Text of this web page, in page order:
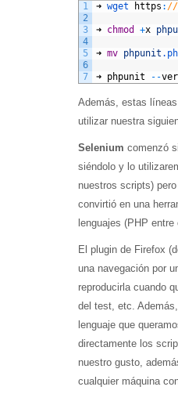
1
2
3
4
5
6
7
➜ wget https : //
➜ chmod +x
➜ mv phpunit
➜ phpunit --
Además, estas
utilizar nuestra
Selenium comenzó
siéndolo y lo
nuestros scripts)
convirtió en una
lenguajes (PHP entre
El plugin de Firefox
una navegación por
reproducirla cuando
del test, etc.
lenguaje que
directamente los
nuestro gusto,
cualquier máquina